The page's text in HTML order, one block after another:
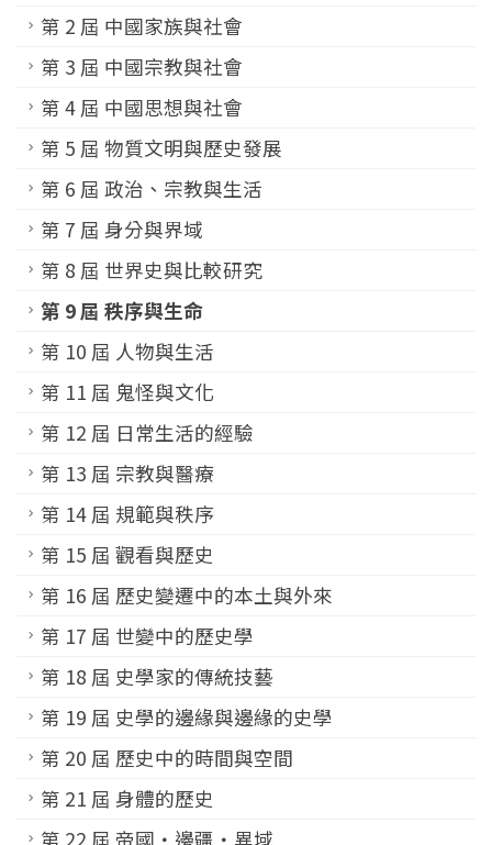
第 2 屆 中國家族與社會
第 3 屆 中國宗教與社會
第 4 屆 中國思想與社會
第 5 屆 物質文明與歷史發展
第 6 屆 政治、宗教與生活
第 7 屆 身分與界域
第 8 屆 世界史與比較研究
第 9 屆 秩序與生命
第 10 屆 人物與生活
第 11 屆 鬼怪與文化
第 12 屆 日常生活的經驗
第 13 屆 宗教與醫療
第 14 屆 規範與秩序
第 15 屆 觀看與歷史
第 16 屆 歷史變遷中的本土與外來
第 17 屆 世變中的歷史學
第 18 屆 史學家的傳統技藝
第 19 屆 史學的邊緣與邊緣的史學
第 20 屆 歷史中的時間與空間
第 21 屆 身體的歷史
第 22 屆 帝國‧邊疆‧異域